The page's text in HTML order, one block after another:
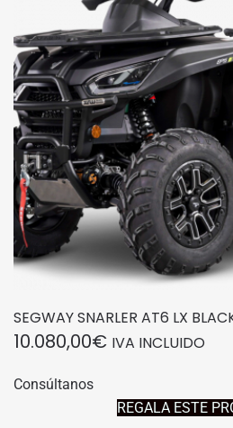
SEGWAY SNARLER AT6 LX
10.080,00€ IVA INCLUIDO
Consúltanos
REGALA ESTE